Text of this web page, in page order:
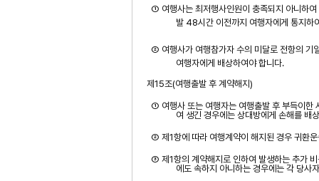
① 여행사는 최저행사인원이 충족되지 아니하
발 48시간 이전까지 여행자에게 통지하
② 여행사가 여행참가자 수의 미달로 전항의 기
여행자에게 배상하여야 합니다.
제 15조(여행출발 후 계약해지 )
① 여행사 또는 여행자는 여행출발 후 부득이한
여 생긴 경우에는 상대방에게 손해를 배
② 제 1항에 따라 여행계약이 해지된 경우 귀환
③ 제 1항의 계약해지로 인하여 발생하는 추가
에도 속하지 아니하는 경우에는 각 당사